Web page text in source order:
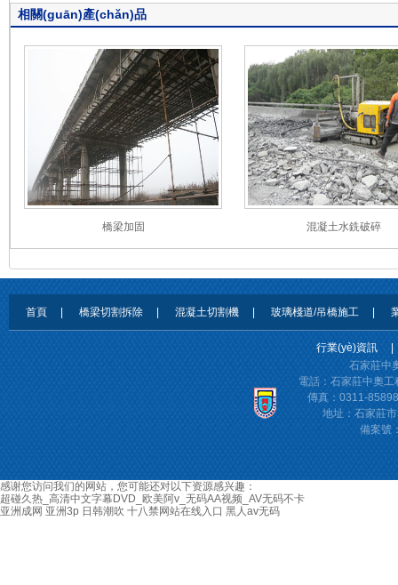
相關(guān)產(chǎn)品
橋梁加固 混凝土水銑破碎
首頁 橋梁切割拆除 混凝土切割機 玻璃棧道/吊橋施工
行業(yè)資訊
石家莊中
電話：石家莊中奧
傳真：0311-
地址：石家莊
備案號
感谢您访问我们的网站，您可能还对以下资源感兴趣：
超碰久热_高清中文字幕DVD_欧美阿v_无码AA视频_AV无码不卡
亚洲成网 亚洲3p 日韩潮吹 十八禁网站在线入口 黑人av无码